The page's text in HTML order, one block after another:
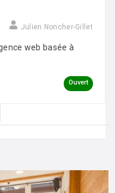
Julien Noncher-Gillet
web basée à
Ouvert